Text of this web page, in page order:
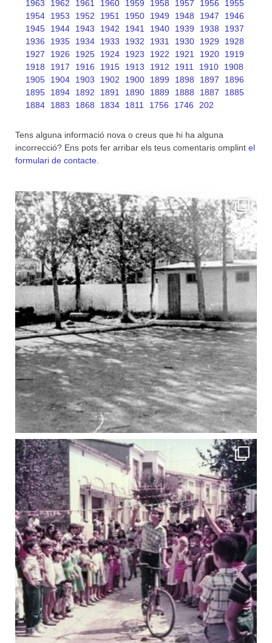
1963
1962 1961 1960 1959 1958 1957 1956
1955
1954
1953 1952 1951 1950 1949 1948 1947
1946
1945
1944 1943 1942 1941 1940 1939 1938
1937
1936
1935 1934 1933 1932 1931 1930 1929
1928
1927
1926 1925 1924 1923 1922 1921 1920
1919
1918
1917 1916 1915 1913 1912 1911 1910
1908
1905
1904 1903 1902 1900 1899 1898 1897
1896
1895
1894 1892 1891 1890 1889 1888 1887
1885
1884
1883 1868 1834 1811 1756 1746 202
Tens alguna informació nova o creus que hi ha alguna
incorrecció? Ens pots fer arribar els teus comentaris omplint el
formulari de contacte